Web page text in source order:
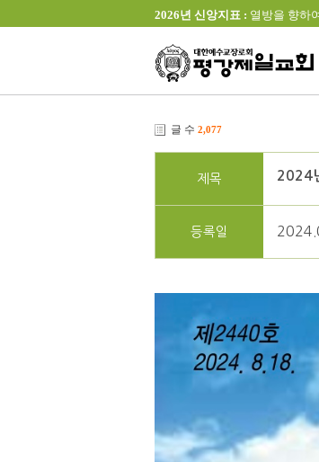
2026년 신앙지표 : 열방을 향하
글 수 2,077
제목 2024
등록일